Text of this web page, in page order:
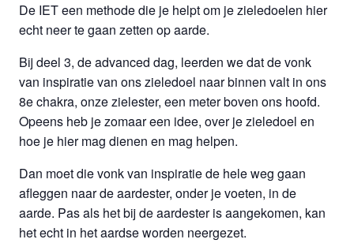
De IET een methode die je helpt om je zieledoelen hier
echt neer te gaan zetten op aarde.
Bij deel 3, de advanced dag, leerden we dat de vonk
van inspiratie van ons zieledoel naar binnen valt in ons
8e chakra, onze zielester, een meter boven ons hoofd.
Opeens heb je zomaar een idee, over je zieledoel en
hoe je hier mag dienen en mag helpen.
Dan moet die vonk van inspiratie de hele weg gaan
afleggen naar de aardester, onder je voeten, in de
aarde. Pas als het bij de aardester is aangekomen, kan
het echt in het aardse worden neergezet.